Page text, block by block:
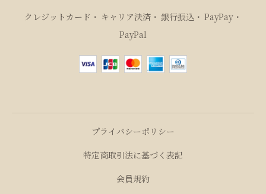
クレジットカード キャリア決済 銀行振込
PayPay
PayPal
プライバシーポリシー
特定商取引法に基づく表記
会員規約